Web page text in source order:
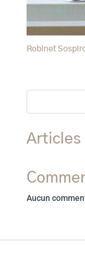
Robinet
Articles
Aucun